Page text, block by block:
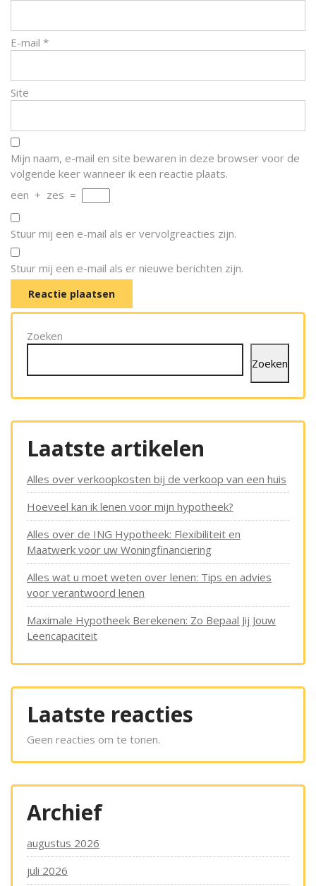
E-mail *
Site
Mijn naam, e-mail en site bewaren in deze browser voor de
volgende keer wanneer ik een reactie plaats.
een + zes =
Stuur mij een e-mail als er vervolgreacties zijn.
Stuur mij een e-mail als er nieuwe berichten zijn.
Zoeken
Zoeken
Laatste artikelen
Alles over verkoopkosten bij de verkoop van een huis
Hoeveel kan ik lenen voor mijn hypotheek?
Alles over de ING Hypotheek: Flexibiliteit en
Maatwerk voor uw Woningfinanciering
Alles wat u moet weten over lenen: Tips en advies
voor verantwoord lenen
Maximale Hypotheek Berekenen: Zo Bepaal Jij Jouw
Leencapaciteit
Laatste reacties
Geen reacties om te tonen.
Archief
augustus 2026
juli 2026